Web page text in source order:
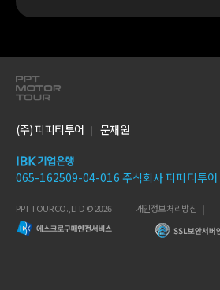
(주) 피피티투어 문재원
065-162509-04-016 주식회사 피피티투어
PPT TOUR CO.,LTD © 2026 개인정보 처리방침